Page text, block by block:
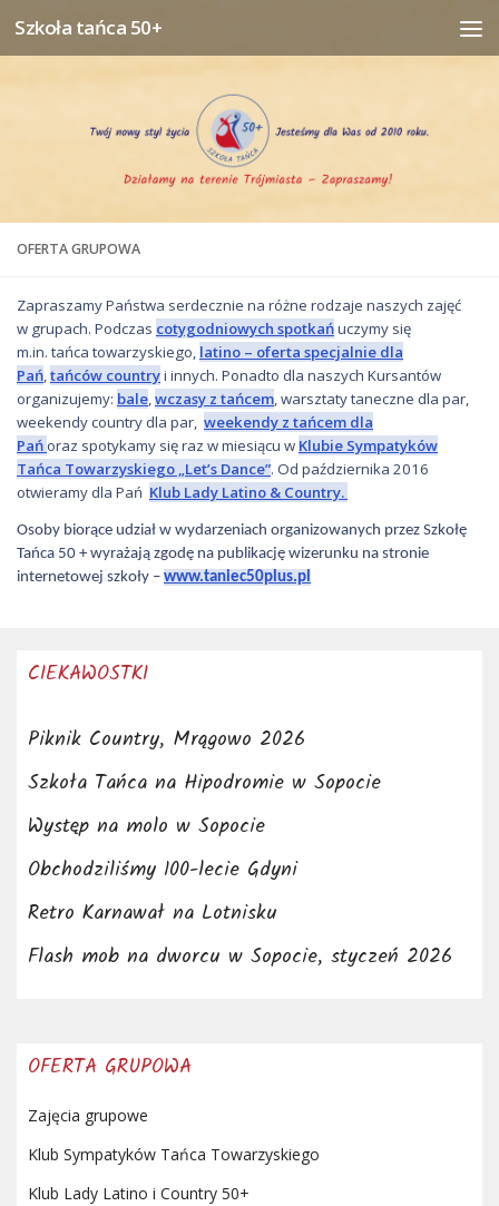
Przejdź do treści
Szkoła tańca 50+
OFERTA GRUPOWA
Zapraszamy Państwa serdecznie na różne rodzaje naszych zajęć
w grupach. Podczas cotygodniowych spotkańuczymy się
m.in. tańca towarzyskiego, latino – oferta specjalnie dla
Pań tańców countryi innych. Ponadto dla naszych Kursantów
organizujemy: bale wczasy z tańcem , warsztaty taneczne dla par,
weekendy country dla par, weekendy z tańcem dla
Pań oraz spotykamy się raz w miesiącu w Klubie Sympatyków
Tańca Towarzyskiego „Let’s Dance”. Od października 2016
otwieramy dla Pań Klub Lady Latino & Country.
Osoby biorące udział w wydarzeniach organizowanych przez Szkołę
Tańca 50 + wyrażają zgodę na publikację wizerunku na stronie
internetowej szkoły – www.taniec50plus.pl
CIEKAWOSTKI
Piknik Country, Mrągowo 2026
Szkoła Tańca na Hipodromie w Sopocie
Występ na molo w Sopocie
Obchodziliśmy 100-lecie Gdyni
Retro Karnawał na Lotnisku
Flash mob na dworcu w Sopocie, styczeń 2026
OFERTA GRUPOWA
Zajęcia grupowe
Klub Sympatyków Tańca Towarzyskiego
Klub Lady Latino i Country 50+